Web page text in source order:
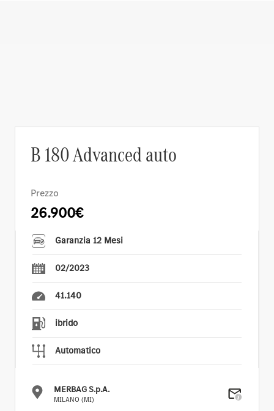
B 180 Advanced auto
Prezzo
26.900€
Garanzia 12 Mesi
02/2023
41.140
ibrido
Automatico
MERBAG S.p.A.
MILANO (MI)